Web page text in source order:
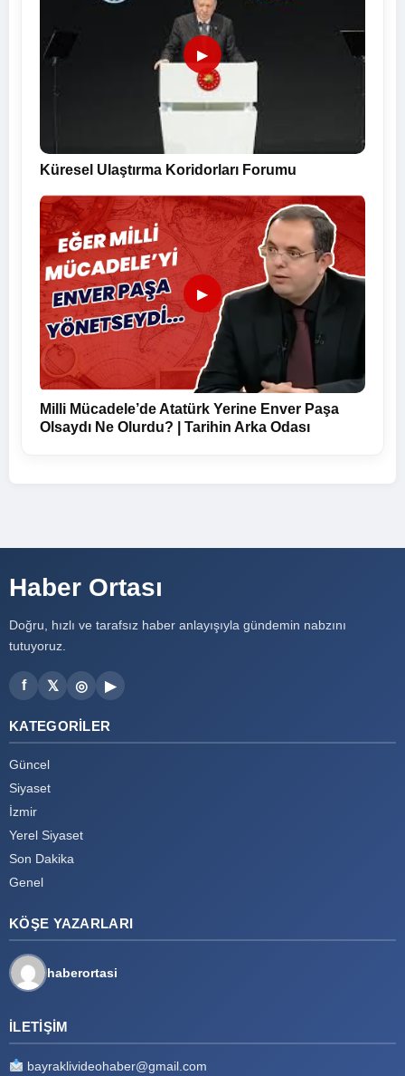
▶
Küresel Ulaştırma Koridorları Forumu
▶
Milli Mücadele’de Atatürk Yerine Enver Paşa
Olsaydı Ne Olurdu? | Tarihin Arka Odası
Haber Ortası
Doğru, hızlı ve tarafsız haber anlayışıyla gündemin nabzını
tutuyoruz.
f 𝕏 ◎ ▶
KATEGORILER
Güncel
Siyaset
İzmir
Yerel Siyaset
Son Dakika
Genel
KÖŞE YAZARLARI
haberortasi
İLETIŞIM
bayraklivideohaber@gmail.com